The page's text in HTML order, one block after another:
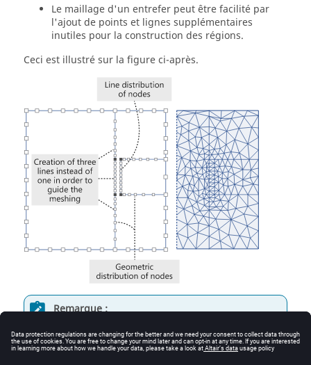
Le maillage d'un entrefer peut être facilité par
l'ajout de points et lignes supplémentaires
inutiles pour la construction des régions.
Ceci est illustré sur la figure ci-après.
Remarque :
des lignes supplémentaires, l'utilisateur peut
recourir auMaillage assisté. La considération de